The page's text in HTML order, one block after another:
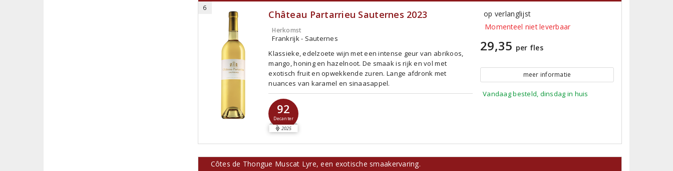
6
Château Partarrieu Sauternes 2023
Herkomst
Frankrijk - Sauternes
Klassieke, edelzoete wijn met een intense geur van abrikoos,
mango, honing en hazelnoot. De smaak is rijk en vol met
exotisch fruit en opwekkende zuren. Lange afdronk met
nuances van karamel en sinaasappel.
92
Decanter
2025
op verlanglijst
Momenteel niet leverbaar
29,35 per fles
meer informatie
Vandaag besteld, dinsdag in huis
Côtes de Thongue Muscat Lyre, een exotische smaakervaring.